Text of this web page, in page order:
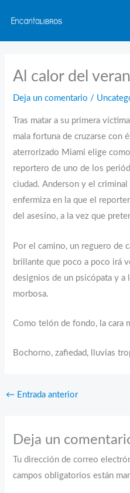
contenido
Al calor del
Deja un comentario /
Tras matar a su primera
mala fortuna de cruzarse con
aterrorizado Miami elige
reportero de uno de los
ciudad. Anderson y el
enfermiza en la que el
del asesino, a la vez que
Por el camino, un reguero de
brillante que poco a poco irá
designios de un psicópata y a
morbosa.
Como telón de fondo, la cara
Bochorno, zafiedad, lluvias
← Entrada anterior
Deja un
Tu dirección de correo
campos obligatorios están